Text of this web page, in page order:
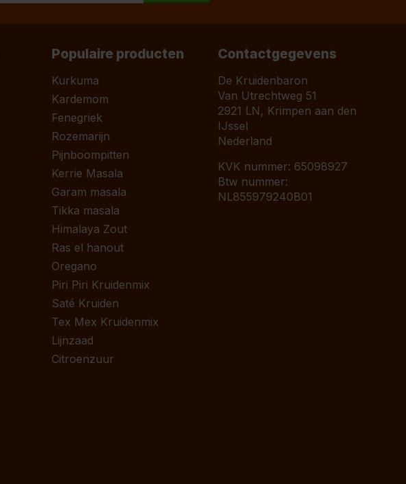
Populaire producten
Kurkuma
Kardemom
Fenegriek
Rozemarijn
Pijnboompitten
Kerrie Masala
Garam masala
Tikka masala
Himalaya Zout
Ras el hanout
Oregano
Piri Piri Kruidenmix
Saté Kruiden
Tex Mex Kruidenmix
Lijnzaad
Citroenzuur
Contactgegevens
De Kruidenbaron
Van Utrechtweg 51
2921 LN, Krimpen aan den
IJssel
Nederland
KVK nummer: 65098927
Btw nummer:
NL855979240B01